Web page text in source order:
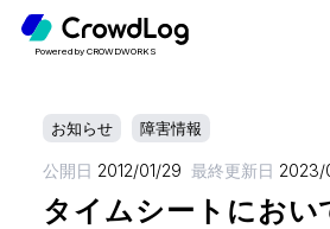
Powered by CROWDWORKS
お知らせ 障害情報
公開日 2012/01/29 最終更新日
タイムシートにおい